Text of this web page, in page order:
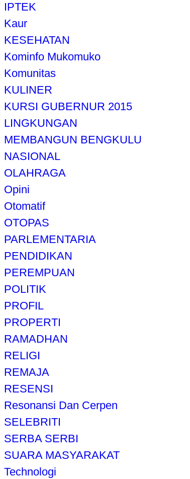
IPTEK
Kaur
KESEHATAN
Kominfo Mukomuko
Komunitas
KULINER
KURSI GUBERNUR 2015
LINGKUNGAN
MEMBANGUN BENGKULU
NASIONAL
OLAHRAGA
Opini
Otomatif
OTOPAS
PARLEMENTARIA
PENDIDIKAN
PEREMPUAN
POLITIK
PROFIL
PROPERTI
RAMADHAN
RELIGI
REMAJA
RESENSI
Resonansi Dan Cerpen
SELEBRITI
SERBA SERBI
SUARA MASYARAKAT
Technologi